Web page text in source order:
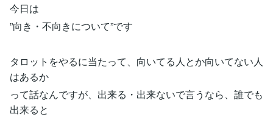
今日は
”向き・不向きについて”です
タロットをやるに当たって、向いてる人とか向いてない人
はあるか
って話なんですが、出来る・出来ないで言うなら、誰でも
出来ると